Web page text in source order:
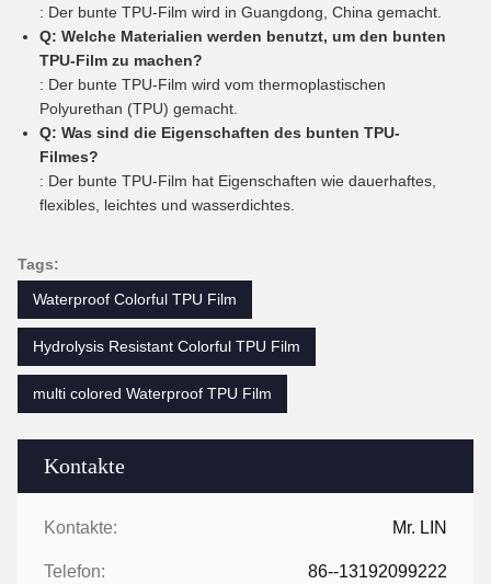
Kontakte
Kontakte: Mr. LIN
Telefon: 86--13192099222
: Der bunte TPU-Film wird in Guangdong, China gemacht.
Q: Welche Materialien werden benutzt, um den bunten
TPU-Film zu machen?
: Der bunte TPU-Film wird vom thermoplastischen
Polyurethan (TPU) gemacht.
Q: Was sind die Eigenschaften des bunten TPU-
Filmes?
: Der bunte TPU-Film hat Eigenschaften wie dauerhaftes,
flexibles, leichtes und wasserdichtes.
Tags:
Waterproof Colorful TPU Film
Hydrolysis Resistant Colorful TPU Film
multi colored Waterproof TPU Film